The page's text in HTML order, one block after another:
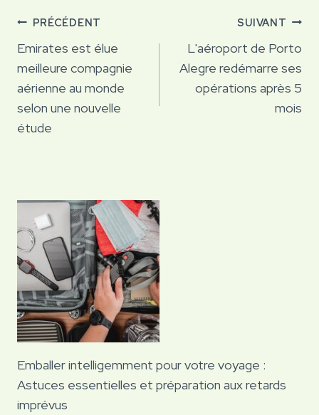
Navigation
de
l’article
PRÉCÉDENT
Emirates est élue
meilleure compagnie
aérienne au monde
selon une nouvelle
étude
SUIVANT
L'aéroport de Porto
Alegre redémarre ses
opérations après 5
mois
Emballer intelligemment pour votre voyage :
Astuces essentielles et préparation aux retards
imprévus